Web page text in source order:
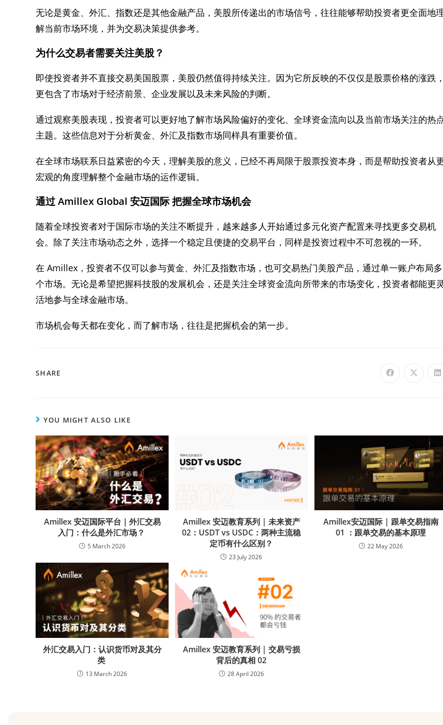
无论是黄金、外汇、指数还是其他金融产品，美股所传递出的市场信号，往往能够帮助投资者更全面地
解当前市场环境，并为交易决策提供参考。
为什么交易者需要关注美股？
即使投资者并不直接交易美国股票，美股仍然值得持续关注。因为它所反映的不仅仅是股票价格的涨跌
更包含了市场对于经济前景、企业发展以及未来风险的判断。
通过观察美股表现，投资者可以更好地了解市场风险偏好的变化、全球资金流向以及当前市场关注的热
主题。这些信息对于分析黄金、外汇及指数市场同样具有重要价值。
在全球市场联系日益紧密的今天，理解美股的意义，已经不再局限于股票投资本身，而是帮助投资者从
宏观的角度理解整个金融市场的运作逻辑。
通过 Amillex Global 安迈国际 把握全球市场机会
随着全球投资者对于国际市场的关注不断提升，越来越多人开始通过多元化资产配置来寻找更多交易机
会。除了关注市场动态之外，选择一个稳定且便捷的交易平台，同样是投资过程中不可忽视的一环。
在 Amillex，投资者不仅可以参与黄金、外汇及指数市场，也可交易热门美股产品，通过单一账户布局多
个市场。无论是希望把握科技股的发展机会，还是关注全球资金流向所带来的市场变化，投资者都能更
活地参与全球金融市场。
市场机会每天都在变化，而了解市场，往往是把握机会的第一步。
SHARE
YOU MIGHT ALSO LIKE
Amillex 安迈国际平台｜外汇交易
入门：什么是外汇市场？
5 March 2026
Amillex 安迈教育系列 | 未来资产
02：USDT vs USDC：两种主流稳
定币有什么区别？
23 July 2026
Amillex安迈国际 | 跟单交易指南
01 ：跟单交易的基本原理
22 May 2026
外汇交易入门：认识货币对及其分
类
13 March 2026
Amillex 安迈教育系列 | 交易亏损
背后的真相 02
28 April 2026